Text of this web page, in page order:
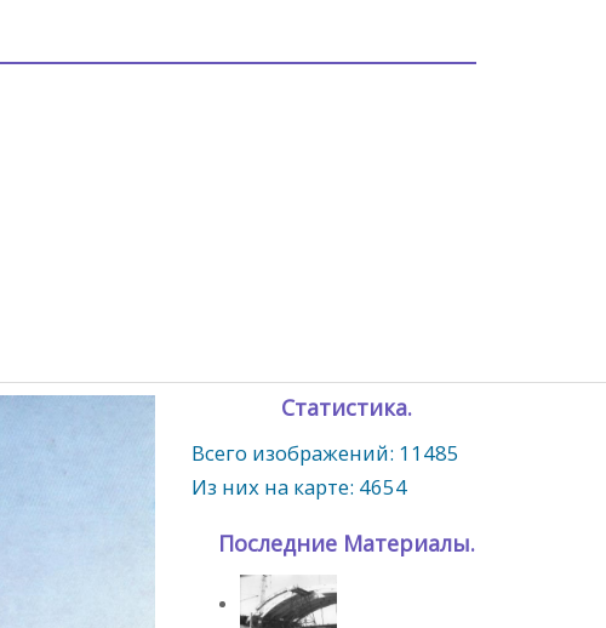
Статистика.
Всего изображений: 11485
Из них на карте: 4654
Последние Материалы.